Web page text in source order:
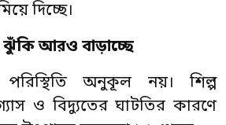
দিচ্ছে।
আরও বাড়াচ্ছে
পরিস্থিতি অনুকূল নয়। শিল্প
ও বিদ্যুতের ঘাটতির কারণে